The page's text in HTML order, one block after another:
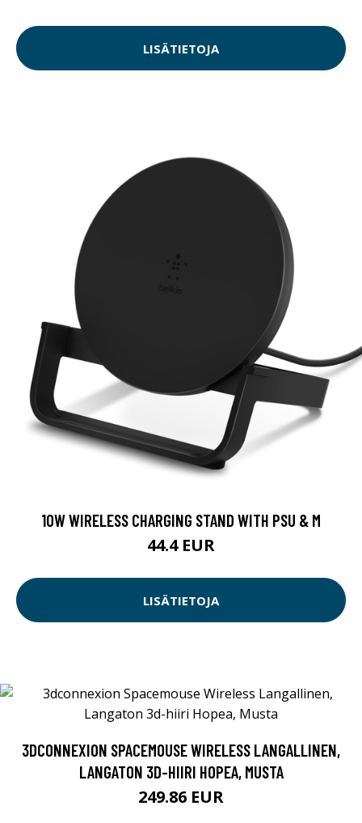
LISÄTIETOJA
10W WIRELESS CHARGING STAND WITH PSU & M
44.4 EUR
LISÄTIETOJA
3DCONNEXION SPACEMOUSE WIRELESS LANGALLINEN,
LANGATON 3D-HIIRI HOPEA, MUSTA
249.86 EUR